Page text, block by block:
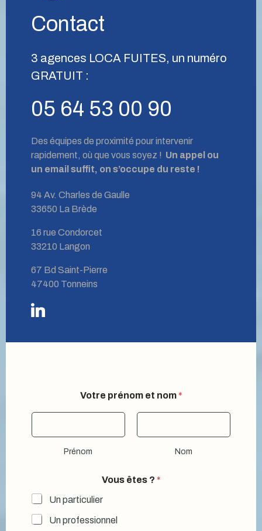
Contact
3 agences LOCA FUITES, un numéro
GRATUIT :
05 64 53 00 90
Des équipes de proximité pour intervenir
rapidement, où que vous soyez ! Un appel ou
un email suffit, on s’occupe du reste !
94 Av. Charles de Gaulle
33650 La Brède
16 rue Condorcet
33210 Langon
67 Bd Saint-Pierre
47400 Tonneins
p
Votre prénom et nom *
Prénom Nom
Vous êtes ? *
Un particulier
Un professionnel